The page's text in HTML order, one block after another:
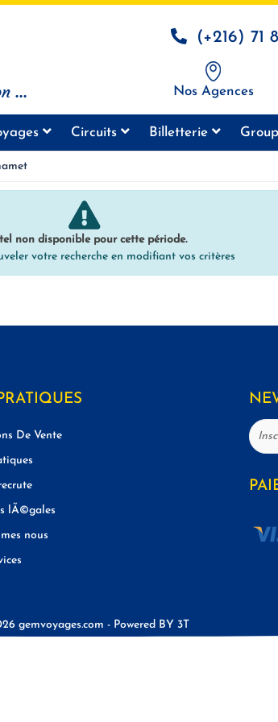
...
(+216) 71
Nos Agences
Circuits Billetterie
non disponible pour cette période.
votre recherche en modifiant vos critères
De Vente
lÃ©gales
nous
gemvoyages.com - Powered BY 3T